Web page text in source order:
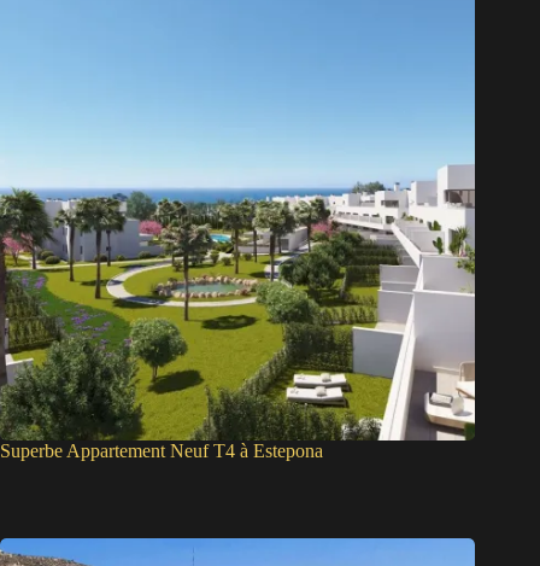
Superbe Appartement Neuf T4 à Estepona